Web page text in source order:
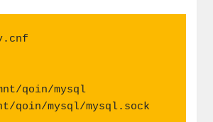
qoin/mysql
qoin/mysql/mysql.sock